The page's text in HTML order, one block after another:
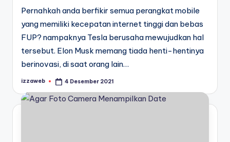
Pernahkah anda berfikir semua perangkat mobile
yang memiliki kecepatan internet tinggi dan bebas
FUP? nampaknya Tesla berusaha mewujudkan hal
tersebut. Elon Musk memang tiada henti-hentinya
berinovasi, di saat orang lain…
Posted
izzaweb 4 Desember 2021